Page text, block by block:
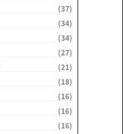
(37)
(34)
(34)
(27)
(21)
(18)
(16)
(16)
(16)